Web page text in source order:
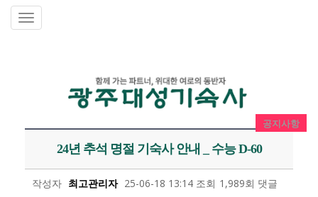
공지사항
24년 추석 명절 기숙사 안내 _ 수능 D-60
작성자 최고관리자 25-06-18 13:14 조회 1,989회 댓글